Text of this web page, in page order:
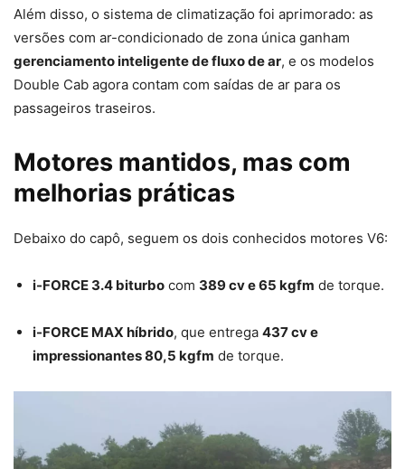
Além disso, o sistema de climatização foi aprimorado: as
versões com ar-condicionado de zona única ganham
gerenciamento inteligente de fluxo de ar, e os modelos
Double Cab agora contam com saídas de ar para os
passageiros traseiros.
Motores mantidos, mas com
melhorias práticas
Debaixo do capô, seguem os dois conhecidos motores V6:
i-FORCE 3.4 biturbo com 389 cv e 65 kgfm de torque.
i-FORCE MAX híbrido, que entrega 437 cv e
impressionantes 80,5 kgfm de torque.